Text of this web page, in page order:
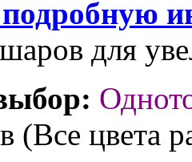
для
(Все цвета